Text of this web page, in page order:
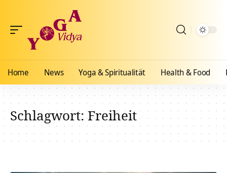
Home News Yoga & Spiritualität Health & Food
Schlagwort:Freiheit